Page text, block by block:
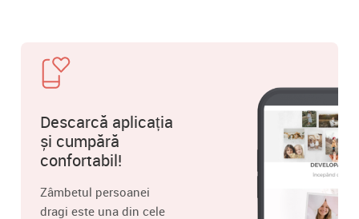
Descarcă aplicația
și cumpără
confortabil!
Zâmbetul persoanei
dragi este una din cele